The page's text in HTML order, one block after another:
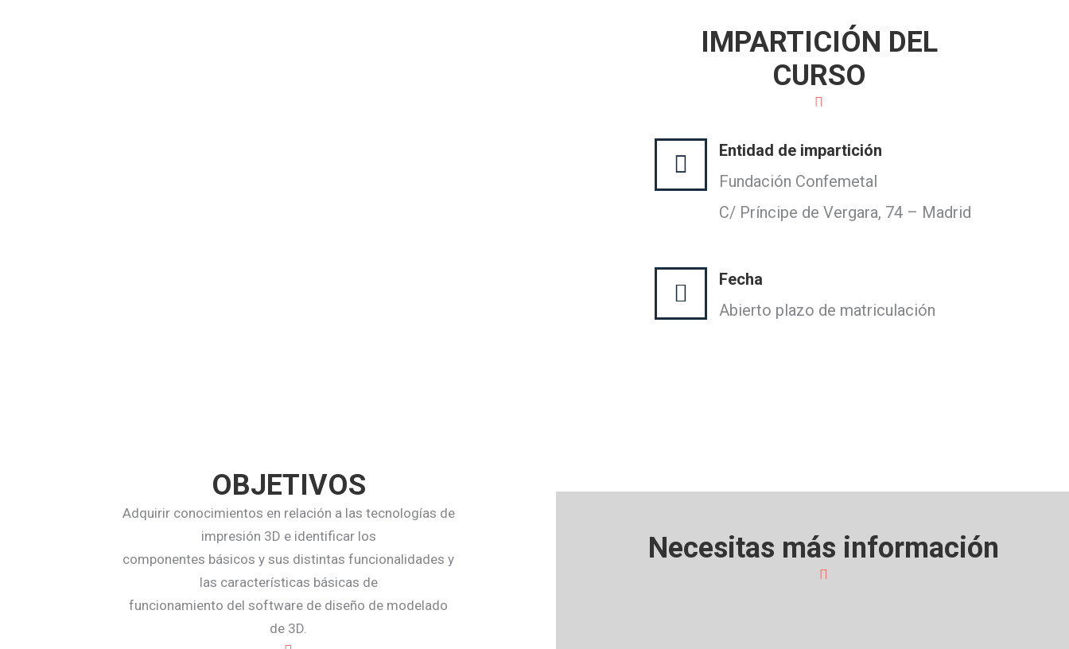
IMPARTICIÓN DEL
CURSO
Entidad de impartición
Fundación Confemetal
C/ Príncipe de Vergara, 74 – Madrid
Fecha
Abierto plazo de matriculación
OBJETIVOS
Adquirir conocimientos en relación a las tecnologías de
impresión 3D e identificar los
componentes básicos y sus distintas funcionalidades y
las características básicas de
funcionamiento del software de diseño de modelado
de 3D.
Necesitas más información